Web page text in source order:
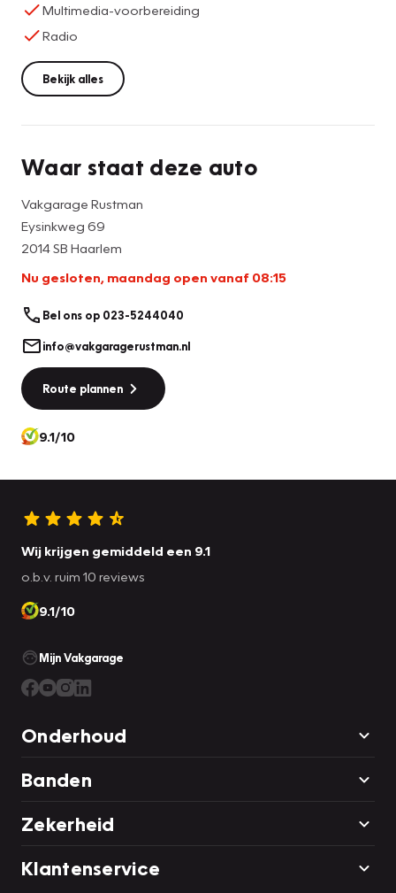
Multimedia-voorbereiding
Radio
Bekijk alles
Waar staat deze auto
Vakgarage Rustman
Eysinkweg 69
2014 SB Haarlem
Nu gesloten, maandag open vanaf 08:15
Bel ons op 023-5244040
info@vakgaragerustman.nl
Route plannen
9.1/10
Wij krijgen gemiddeld een 9.1
o.b.v. ruim 10 reviews
9.1/10
Mijn Vakgarage
Onderhoud
Banden
Zekerheid
Klantenservice